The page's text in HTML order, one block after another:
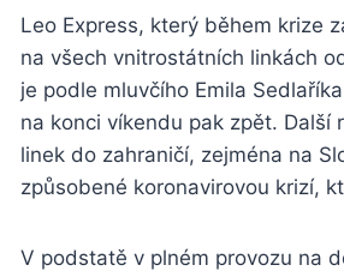
Leo Express, který během krize
na všech vnitrostátních linkách
je podle mluvčího Emila
na konci víkendu pak zpět. Další
linek do zahraničí, zejména na
způsobené koronavirovou krizí,
V podstatě v plném provozu na